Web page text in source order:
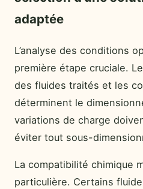
adaptée
L’analyse des conditions
première étape cruciale.
des fluides traités et les
déterminent le
variations de charge
éviter tout sous-
La compatibilité chimique
particulière. Certains